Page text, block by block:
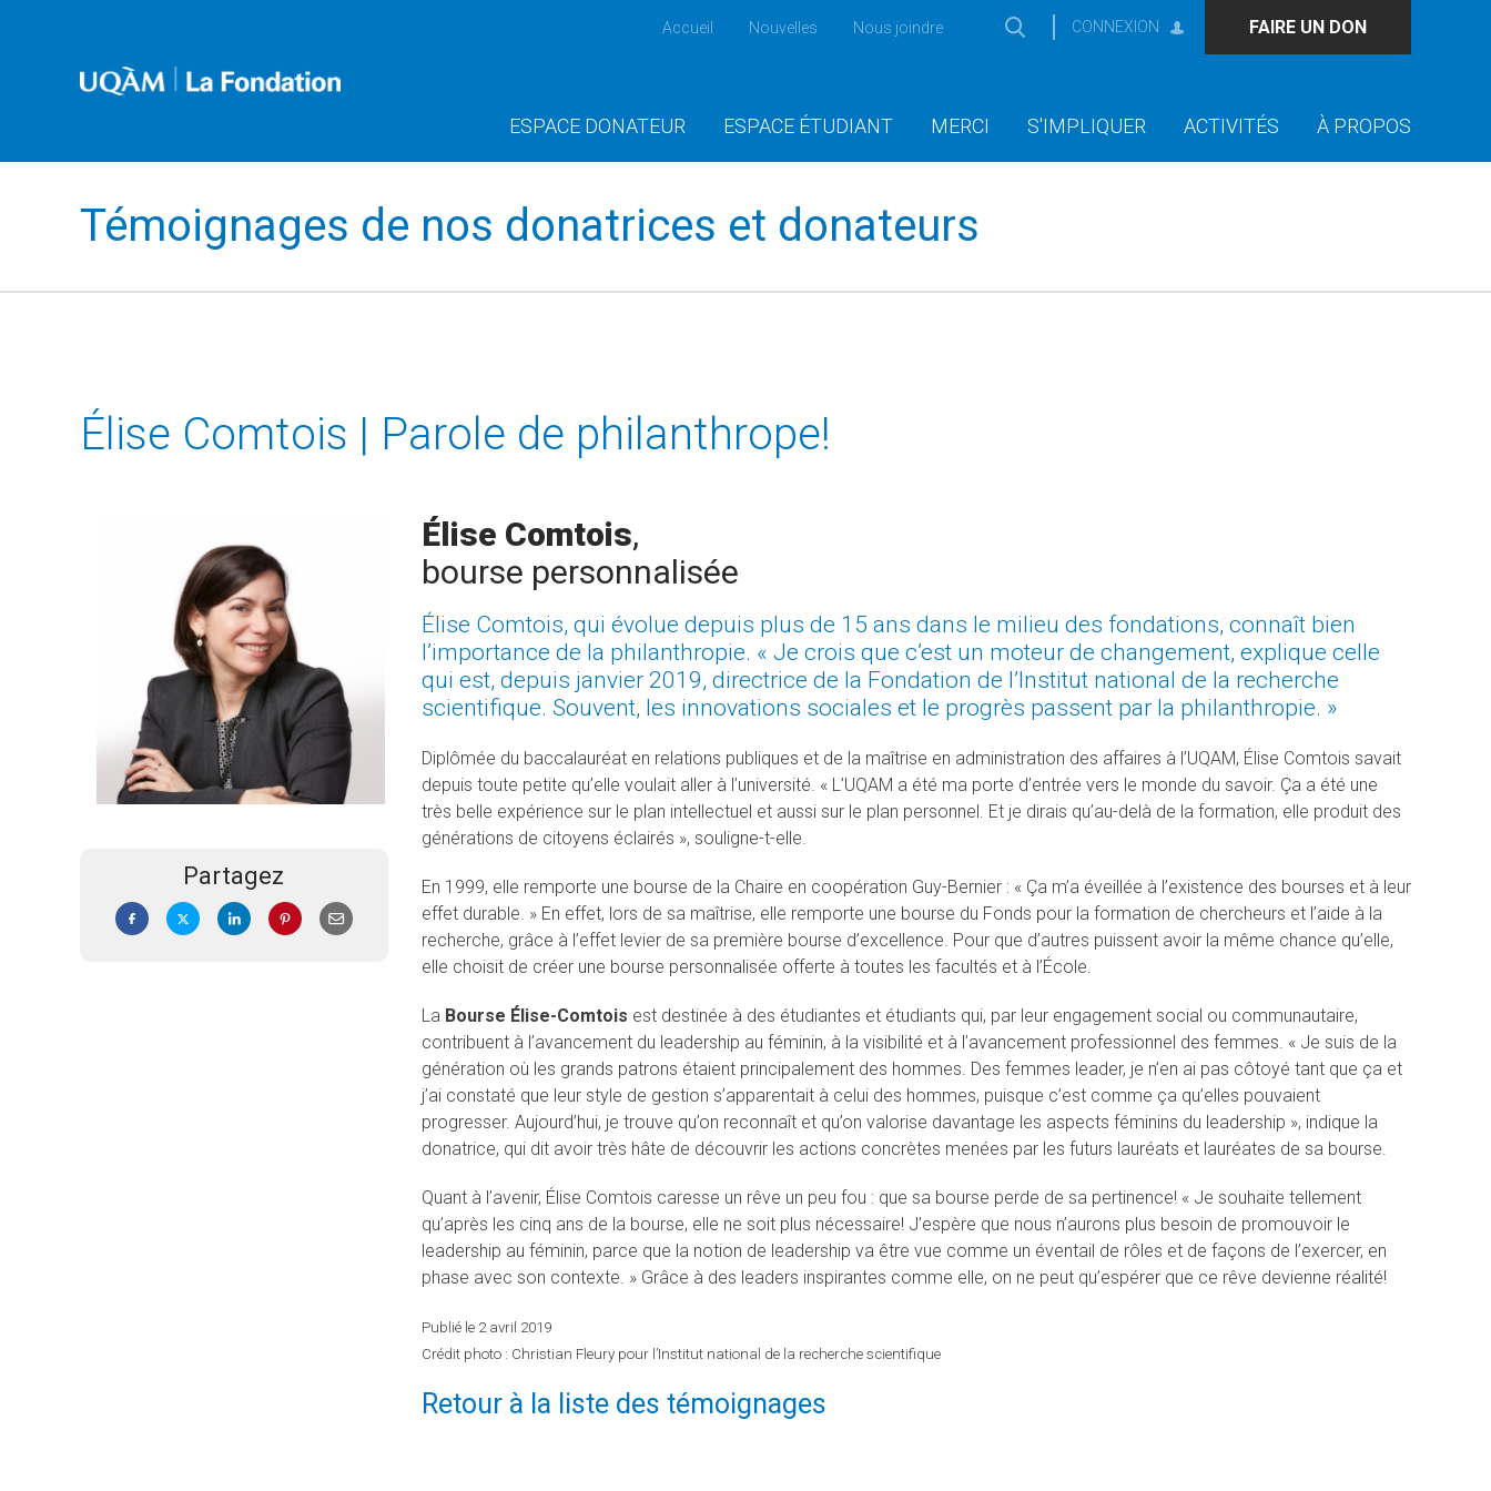
Accueil Nouvelles Nous joindre CONNEXION FAIRE UN DON
ESPACE DONATEUR ESPACE ÉTUDIANT MERCI S'IMPLIQUER ACTIVITÉS À PROPOS
Témoignages de nos donatrices et donateurs
Élise Comtois | Parole de philanthrope!
Partagez
Élise Comtois,
bourse personnalisée
Élise Comtois, qui évolue depuis plus de 15 ans dans le milieu des fondations, connaît bien
l’importance de la philanthropie. « Je crois que c’est un moteur de changement, explique celle
qui est, depuis janvier 2019, directrice de la Fondation de l’Institut national de la recherche
scientifique. Souvent, les innovations sociales et le progrès passent par la philanthropie. »
Diplômée du baccalauréat en relations publiques et de la maîtrise en administration des affaires à l’UQAM, Élise Comtois savait
depuis toute petite qu’elle voulait aller à l’université. « L’UQAM a été ma porte d’entrée vers le monde du savoir. Ça a été une
très belle expérience sur le plan intellectuel et aussi sur le plan personnel. Et je dirais qu’au-delà de la formation, elle produit des
générations de citoyens éclairés », souligne-t-elle.
En 1999, elle remporte une bourse de la Chaire en coopération Guy-Bernier : « Ça m’a éveillée à l’existence des bourses et à leur
effet durable. » En effet, lors de sa maîtrise, elle remporte une bourse du Fonds pour la formation de chercheurs et l’aide à la
recherche, grâce à l’effet levier de sa première bourse d’excellence. Pour que d’autres puissent avoir la même chance qu’elle,
elle choisit de créer une bourse personnalisée offerte à toutes les facultés et à l’École.
La Bourse Élise-Comtois est destinée à des étudiantes et étudiants qui, par leur engagement social ou communautaire,
contribuent à l’avancement du leadership au féminin, à la visibilité et à l’avancement professionnel des femmes. « Je suis de la
génération où les grands patrons étaient principalement des hommes. Des femmes leader, je n’en ai pas côtoyé tant que ça et
j’ai constaté que leur style de gestion s’apparentait à celui des hommes, puisque c’est comme ça qu’elles pouvaient
progresser. Aujourd’hui, je trouve qu’on reconnaît et qu’on valorise davantage les aspects féminins du leadership », indique la
donatrice, qui dit avoir très hâte de découvrir les actions concrètes menées par les futurs lauréats et lauréates de sa bourse.
Quant à l’avenir, Élise Comtois caresse un rêve un peu fou : que sa bourse perde de sa pertinence! « Je souhaite tellement
qu’après les cinq ans de la bourse, elle ne soit plus nécessaire! J’espère que nous n’aurons plus besoin de promouvoir le
leadership au féminin, parce que la notion de leadership va être vue comme un éventail de rôles et de façons de l’exercer, en
phase avec son contexte. » Grâce à des leaders inspirantes comme elle, on ne peut qu’espérer que ce rêve devienne réalité!
Publié le 2 avril 2019
Crédit photo : Christian Fleury pour l’Institut national de la recherche scientifique
Retour à la liste des témoignages